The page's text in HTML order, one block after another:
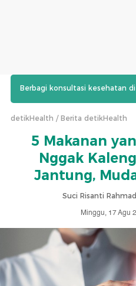
Berbagi konsultasi kesehatan
detikHealth Berita detikHealth
5 Makanan
Nggak
Jantung,
Suci Risanti
Minggu, 17 Agu